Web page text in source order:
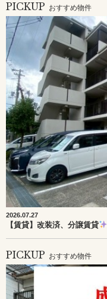
PICKUP おすすめ物件
2026.07.27
【賃貸】改装済、分譲賃貸
PICKUP おすすめ物件